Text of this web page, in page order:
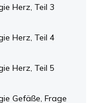
Herz, Teil 3
Herz, Teil 4
Herz, Teil 5
Gefäße, Frage